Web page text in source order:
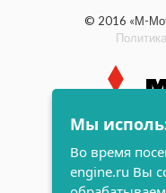
© 2016 «М-
Мы
Во время
engine.ru Вы